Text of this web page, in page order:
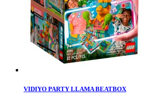
VIDIYO PARTY LLAMA BEATBOX